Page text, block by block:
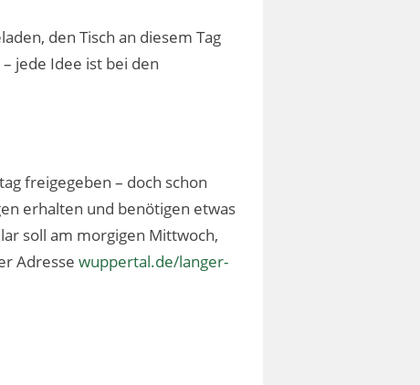
den Tisch an diesem Tag
jede Idee ist bei den
freigegeben – doch schon
erhalten und benötigen etwas
soll am morgigen Mittwoch,
Adresse wuppertal.de/langer-